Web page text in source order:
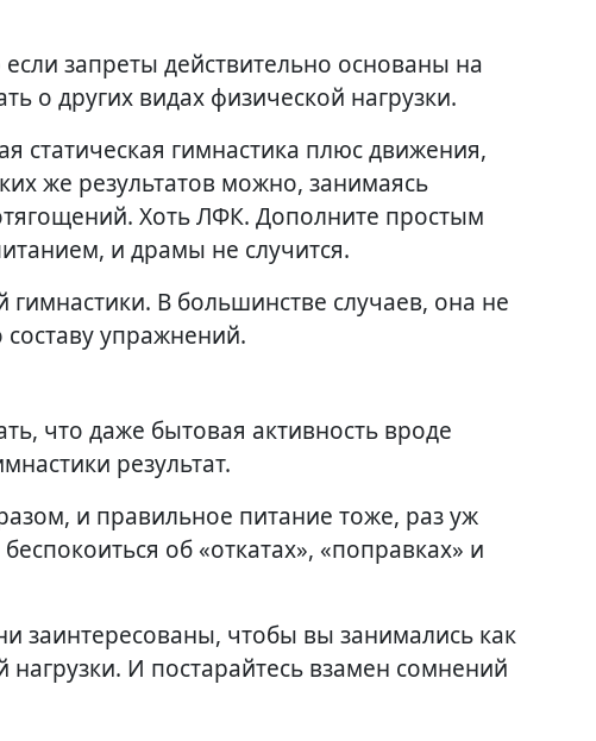
запреты действительно основаны на
о других видах физической нагрузки.
статическая гимнастика плюс движения,
же результатов можно, занимаясь
Хоть ЛФК. Дополните простым
и драмы не случится.
В большинстве случаев, она не
упражнений.
что даже бытовая активность вроде
результат.
и правильное питание тоже, раз уж
об «откатах», «поправках» и
заинтересованы, чтобы вы занимались как
И постарайтесь взамен сомнений